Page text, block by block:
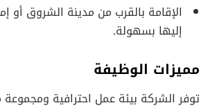
الإقامة بالقرب من مدينة الشروق أو
إليها بسهولة.
مميزات الوظيفة
توفر الشركة بيئة عمل احترافية ومجموعة